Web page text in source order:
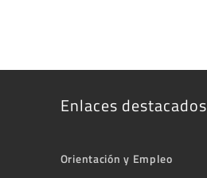
Enlaces destacados
Orientación y Empleo